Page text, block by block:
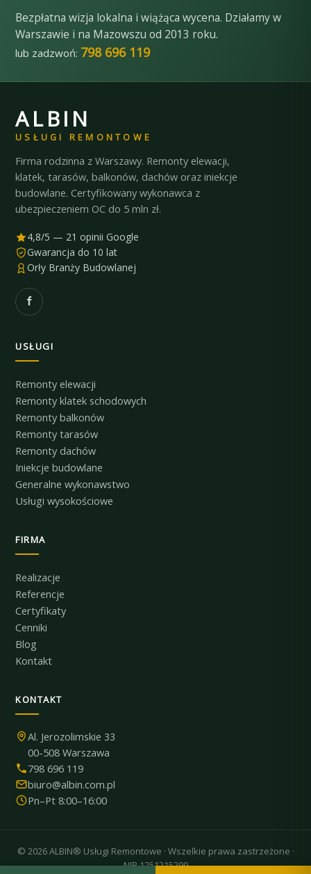
Bezpłatna wizja lokalna i wiążąca wycena. Działamy w
Warszawie i na Mazowszu od 2013 roku.
lub zadzwoń: 798 696 119
ALBIN
USŁUGI REMONTOWE
Firma rodzinna z Warszawy. Remonty elewacji,
klatek, tarasów, balkonów, dachów oraz iniekcje
budowlane. Certyfikowany wykonawca z
ubezpieczeniem OC do 5 mln zł.
4,8/5 — 21 opinii Google
Gwarancja do 10 lat
Orły Branży Budowlanej
USŁUGI
Remonty elewacji
Remonty klatek schodowych
Remonty balkonów
Remonty tarasów
Remonty dachów
Iniekcje budowlane
Generalne wykonawstwo
Usługi wysokościowe
FIRMA
Realizacje
Referencje
Certyfikaty
Cenniki
Blog
Kontakt
KONTAKT
Al. Jerozolimskie 33
00-508 Warszawa
798 696 119
biuro@albin.com.pl
Pn–Pt 8:00–16:00
© 2026 ALBIN® Usługi Remontowe · Wszelkie prawa zastrzeżone ·
NIP 1251215299